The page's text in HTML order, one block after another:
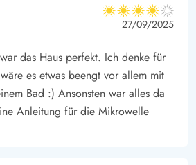
4 von 5
4 von 5
4 out of 5
27/09/2025
das Haus perfekt. Ich denke für
es etwas beengt vor allem mit
Bad :) Ansonsten war alles da
Anleitung für die Mikrowelle